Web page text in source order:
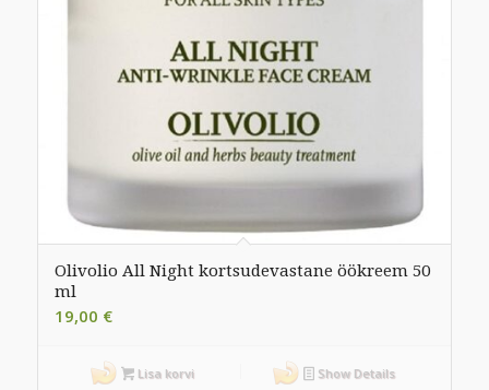
Olivolio All Night kortsudevastane öökreem 50
ml
19,00 €
Lisa korvi Show Details